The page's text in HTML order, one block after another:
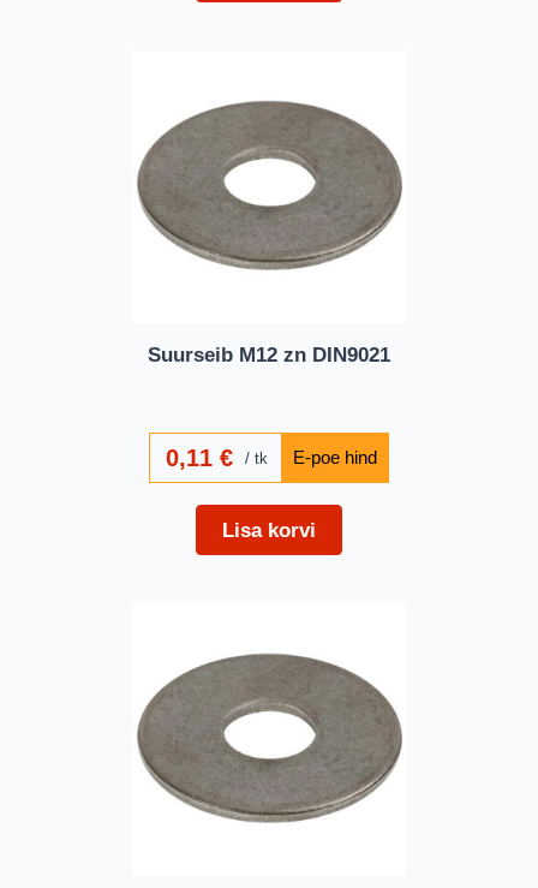
Suurseib M12 zn DIN9021
0,11€ tk
Lisa korvi